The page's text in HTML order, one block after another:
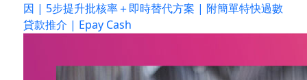
因 | 5步提升批核率＋即時替代方案 | 附簡單特快過數
貸款推介 | Epay Cash